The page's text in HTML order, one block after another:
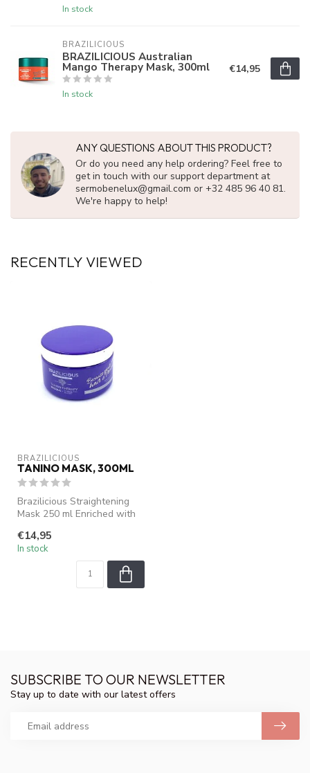
In stock
BRAZILICIOUS
BRAZILICIOUS Australian
Mango Therapy Mask, 300ml
In stock
€14,95
ANY QUESTIONS ABOUT THIS PRODUCT?
Or do you need any help ordering? Feel free to
get in touch with our support department at
sermobenelux@gmail.com or +32 485 96 40 81.
We're happy to help!
RECENTLY VIEWED
BRAZILICIOUS
TANINO MASK, 300ML
Brazilicious Straightening
Mask 250 ml Enriched with
€14,95
In stock
SUBSCRIBE TO OUR NEWSLETTER
Stay up to date with our latest offers